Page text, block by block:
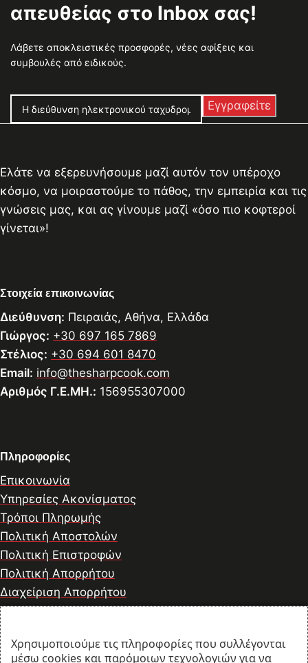
απευθείας στο Inbox σας!
Λάβετε αποκλειστικές προσφορές, νέες αφίξεις και
συμβουλές από ειδικούς.
Ελάτε να εξερευνήσουμε μαζί αυτόν τον υπέροχο
κόσμο, να μοιραστούμε το πάθος, την εμπειρία και τις
γνώσεις μας, και ας γίνουμε μαζί «όσο πιο κοφτεροί
γίνεται»!
Στοιχεία επικοινωνίας
Διεύθυνση: Πειραιάς, Αθήνα, Ελλάδα
Γιώργος: +30 697 165 7869
Στέλιος: +30 694 601 8470
Email: info@thesharpcook.com
Αριθμός Γ.Ε.ΜΗ.: 156955307000
Πληροφορίες
Επικοινωνία
Υπηρεσίες Ακονίσματος
Τρόποι Πληρωμής
Πολιτική Αποστολών
Πολιτική Επιστροφών
Πολιτική Απορρήτου
Διαχείριση Απορρήτου
© 2026 thesharpcook.com | Design & Hosting by
Χρησιμοποιούμε τις πληροφορίες που συλλέγονται
μέσω cookies και παρόμοιων τεχνολογιών για να